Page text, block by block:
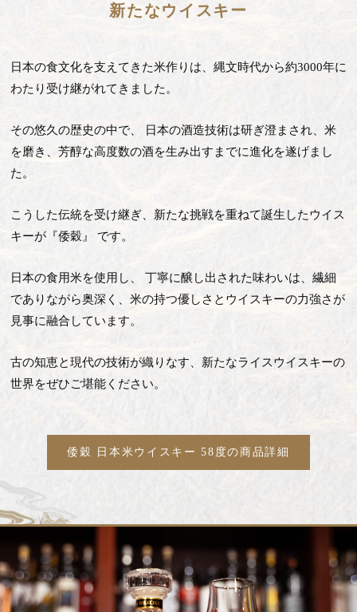
新たなウイスキー
日本の食文化を支えてきた米作りは、縄文時代から約3000年に
わたり受け継がれてきました。
その悠久の歴史の中で、 日本の酒造技術は研ぎ澄まされ、米
を磨き、 芳醇な高度数の酒を生み出すまでに進化を遂げまし
た。
こうした伝統を受け継ぎ、新たな挑戦を重ねて誕生したウイス
キーが『倭穀』 です。
日本の食用米を使用し、 丁寧に醸し出された味わいは、繊細
でありながら奥深く、 米の持つ優しさとウイスキーの力強さが
見事に融合しています。
古の知恵と現代の技術が織りなす、 新たなライスウイスキーの
世界をぜひご堪能ください。
倭穀 日本米ウイスキー 58度の商品詳細